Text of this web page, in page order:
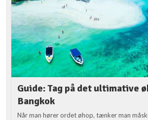
Guide: Tag på det ultimative
Bangkok
Når man hører ordet øhop, tænker man